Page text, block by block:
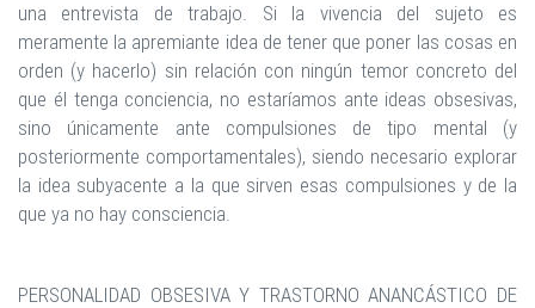
una entrevista de trabajo. Si la vivencia del sujeto es
meramente la apremiante idea de tener que poner las cosas en
orden (y hacerlo) sin relación con ningún temor concreto del
que él tenga conciencia, no estaríamos ante ideas obsesivas,
sino únicamente ante compulsiones de tipo mental (y
posteriormente comportamentales), siendo necesario explorar
la idea subyacente a la que sirven esas compulsiones y de la
que ya no hay consciencia.
PERSONALIDAD OBSESIVA Y TRASTORNO ANANCÁSTICO DE